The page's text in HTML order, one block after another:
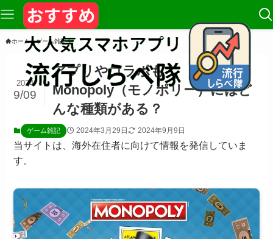
ホーム ゲーム雑記
アプリやコラボも！
Monopoly（モノポリー）にはど
んな種類がある？
2024
9/09
ゲーム雑記 2024年3月29日 2024年9月9日
当サイトは、海外在住者に向けて情報を発信していま
す。